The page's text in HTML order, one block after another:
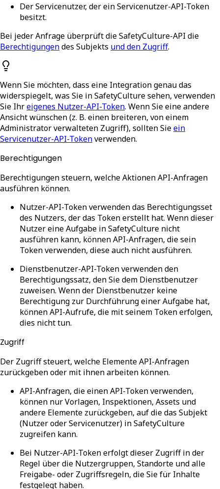
DerServicenutzer, der einServicenutzer-API-Token
besitzt.
Bei jeder Anfrage überprüft die SafetyCulture-API die
Berechtigungendes Subjekts und den Zugriff.
Wenn Sie möchten, dass eine Integration genau das
widerspiegelt, was Sie in SafetyCulture sehen, verwenden
Sie Ihreigenes Nutzer-API-Token. Wenn Sie eine andere
Ansicht wünschen (z. B. einen breiteren, von einem
Administrator verwalteten Zugriff), sollten Sieein
Servicenutzer-API-Tokenverwenden.
Berechtigungen
Berechtigungen steuern, welche Aktionen API-Anfragen
ausführen können.
Nutzer-API-Tokenverwenden das Berechtigungsset
des Nutzers, der das Token erstellt hat. Wenn dieser
Nutzer eine Aufgabe in SafetyCulture nicht
ausführen kann, können API-Anfragen, die sein
Token verwenden, diese auch nicht ausführen.
Dienstbenutzer-API-Tokenverwenden den
Berechtigungssatz, den Sie dem Dienstbenutzer
zuweisen. Wenn der Dienstbenutzer keine
Berechtigung zur Durchführung einer Aufgabe hat,
können API-Aufrufe, die mit seinem Token erfolgen,
dies nicht tun.
Zugriff
Der Zugriff steuert, welche Elemente API-Anfragen
zurückgeben oder mit ihnen arbeiten können.
API-Anfragen, die einen API-Token verwenden,
können nur Vorlagen, Inspektionen, Assets und
andere Elemente zurückgeben, auf die das Subjekt
(Nutzer oder Servicenutzer) in SafetyCulture
zugreifen kann.
Bei Nutzer-API-Tokenerfolgt dieser Zugriff in der
Regel über die Nutzergruppen, Standorte und alle
Freigabe- oder Zugriffsregeln, die Sie für Inhalte
festgelegt haben.